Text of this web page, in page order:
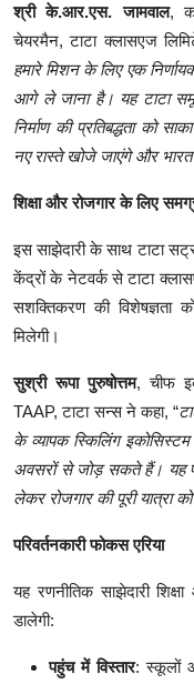
श्री के.आर.एस.जामवाल,
चेयरमैन, टाटा क्लासएज
हमारे मिशन के लिए एक
आगे ले जाना है। यह टाटा
निर्माण की प्रतिबद्धता को
नए रास्ते खोजे जाएंगे और
शिक्षा और रोजगार के लिए
इस साझेदारी के साथ टाटा
केंद्रों के नेटवर्क से टाटा
सशक्तिकरण की विशेषज्ञता
मिलेगी।
सुश्रीरूपा पुरुषोत्तम, चीफ
TAAP, टाटा सन्स ने कहा, “
के व्यापक स्किलिंग
अवसरों से जोड़ सकते हैं। यह
लेकर रोजगार की पूरी यात्रा
परिवर्तनकारी फोकस एरिया
यह रणनीतिक साझेदारी
डालेगी:
पहुंच में विस्तार: स्कूलों